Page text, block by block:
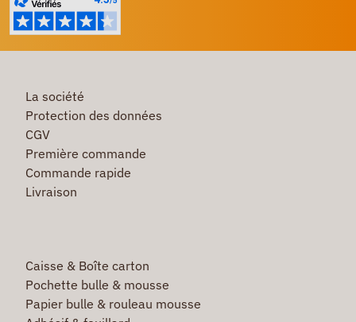
La société
Protection des données
CGV
Première commande
Commande rapide
Livraison
Caisse & Boîte carton
Pochette bulle & mousse
Papier bulle & rouleau mousse